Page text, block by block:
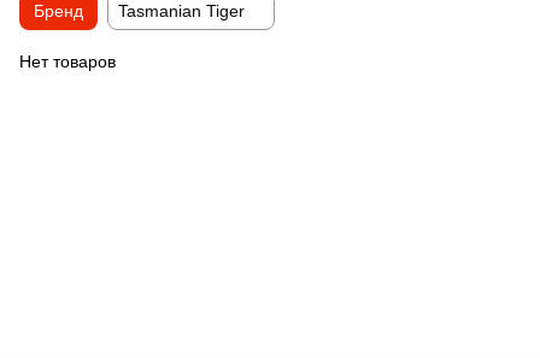
Бренд Tasmanian Tiger
Нет товаров